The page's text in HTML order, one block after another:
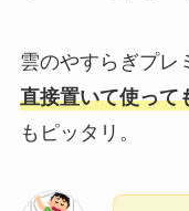
雲のやすらぎプレ
直接置いて使って
もピッタリ。